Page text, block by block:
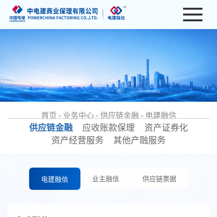
首页 > 业务中心> 供应链金融 > 电建融信
供应链金融 应收账款保理
资产证券化
资产经营服务
其他产融服务
电建融信 业主融信 供应链票据